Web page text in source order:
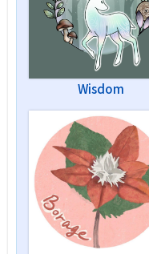
Wisdom